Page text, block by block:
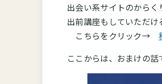
出会い系サイトのからく
出前講座もしていただけ
こちらをクリック→
ここからは、おまけの